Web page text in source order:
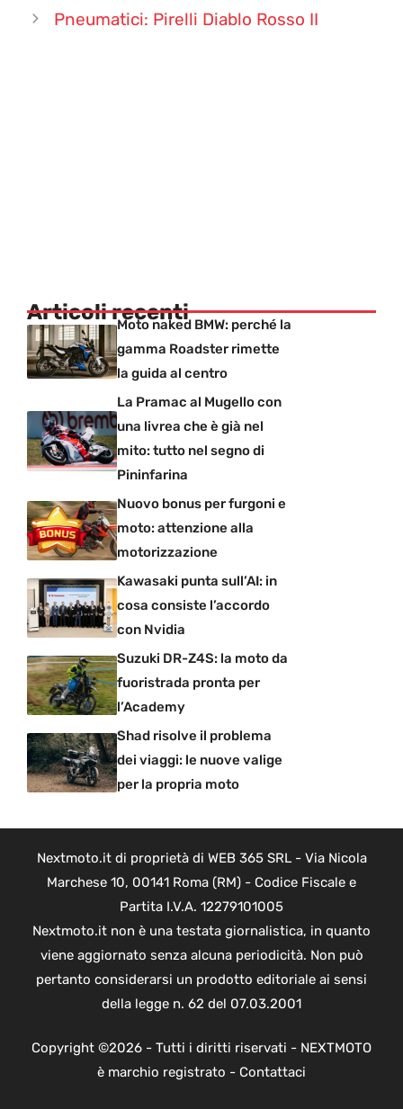
Pneumatici: Pirelli Diablo Rosso II
Articoli recentiMoto naked BMW: perché la
gamma Roadster rimette
la guida al centro
La Pramac al Mugello con
una livrea che è già nel
mito: tutto nel segno di
Pininfarina
Nuovo bonus per furgoni e
moto: attenzione alla
motorizzazione
Kawasaki punta sull’AI: in
cosa consiste l’accordo
con Nvidia
Suzuki DR-Z4S: la moto da
fuoristrada pronta per
l’Academy
Shad risolve il problema
dei viaggi: le nuove valige
per la propria moto
Nextmoto.it di proprietà di WEB 365 SRL - Via Nicola
Marchese 10, 00141 Roma (RM) - Codice Fiscale e
Partita I.V.A. 12279101005
Nextmoto.it non è una testata giornalistica, in quanto
viene aggiornato senza alcuna periodicità. Non può
pertanto considerarsi un prodotto editoriale ai sensi
della legge n. 62 del 07.03.2001
Copyright ©2026 - Tutti i diritti riservati - NEXTMOTO
è marchio registrato - Contattaci